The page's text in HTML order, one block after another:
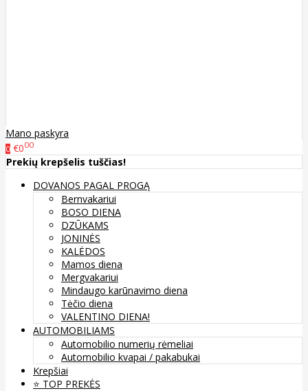
Mano paskyra
0 €000
Prekių krepšelis tuščias!
DOVANOS PAGAL PROGĄ
Bernvakariui
BOSO DIENA
DZŪKAMS
JONINĖS
KALĖDOS
Mamos diena
Mergvakariui
Mindaugo karūnavimo diena
Tėčio diena
VALENTINO DIENA!
AUTOMOBILIAMS
Automobilio numerių rėmeliai
Automobilio kvapai / pakabukai
Krepšiai
⭐️ TOP PREKĖS